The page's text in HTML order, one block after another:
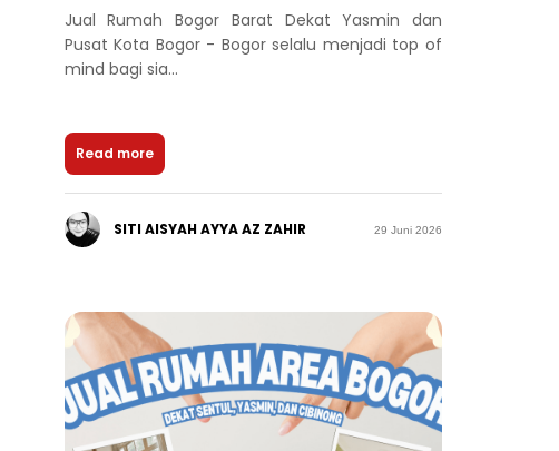
Jual Rumah Bogor Barat Dekat Yasmin dan
Pusat Kota Bogor - Bogor selalu menjadi top of
mind bagi sia...
Read more
SITI AISYAH AYYA AZ ZAHIR 29 Juni 2026